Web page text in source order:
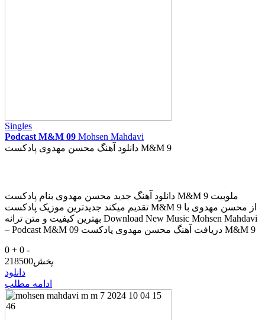
Singles
Podcast M&M 09 Mohsen Mahdavi
دانلود آهنگ محسن مهدوی پادکست M&M 9
دانلود آهنگ جدید محسن مهدوی بنام پادکست M&M 9 ملوبیت
تقدیم میکند جدیدترین موزیک پادکست M&M 9 از محسن مهدوی با
بهترین کیفیت و متن ترانه Download New Music Mohsen Mahdavi
– Podcast M&M 09 دریافت آهنگ محسن مهدوی پادکست M&M 9
0 + 0 -
پخش218500
دانلود
ادامه مطلب